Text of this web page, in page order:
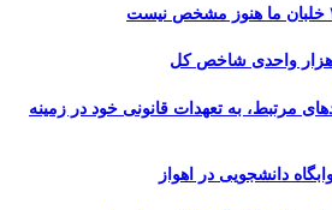
مرتبط، به تعهدات قانونی خود در زمینه